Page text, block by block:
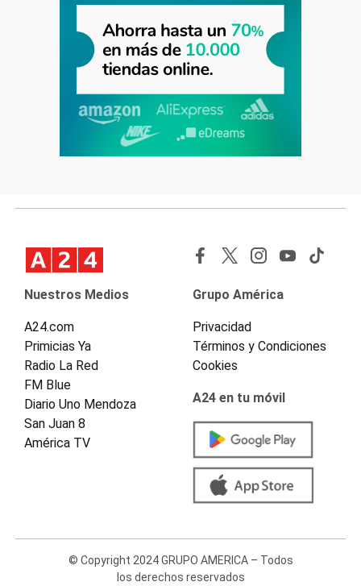
Nuestros Medios
A24.com
Primicias Ya
Radio La Red
FM Blue
Diario Uno Mendoza
San Juan 8
América TV
Grupo América
Privacidad
Términos y Condiciones
Cookies
A24 en tu móvil
© Copyright 2024 GRUPO AMERICA – Todos
los derechos reservados